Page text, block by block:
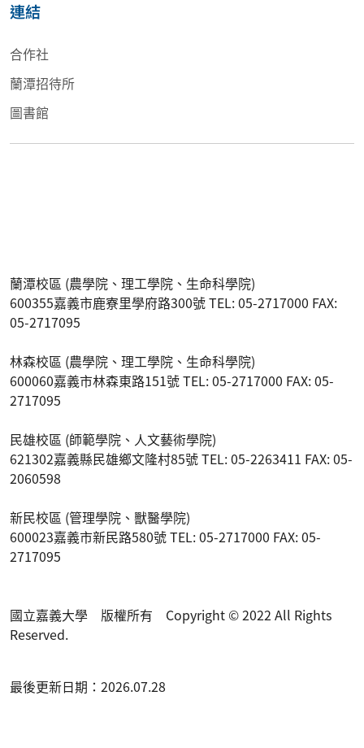
連結
合作社
蘭潭招待所
圖書館
蘭潭校區 (農學院、理工學院、生命科學院)
600355嘉義市鹿寮里學府路300號 TEL: 05-2717000 FAX:
05-2717095
林森校區 (農學院、理工學院、生命科學院)
600060嘉義市林森東路151號 TEL: 05-2717000 FAX: 05-
2717095
民雄校區 (師範學院、人文藝術學院)
621302嘉義縣民雄鄉文隆村85號 TEL: 05-2263411 FAX: 05-
2060598
新民校區 (管理學院、獸醫學院)
600023嘉義市新民路580號 TEL: 05-2717000 FAX: 05-
2717095
國立嘉義大學 版權所有 Copyright © 2022 All Rights
Reserved.
最後更新日期：2026.07.28